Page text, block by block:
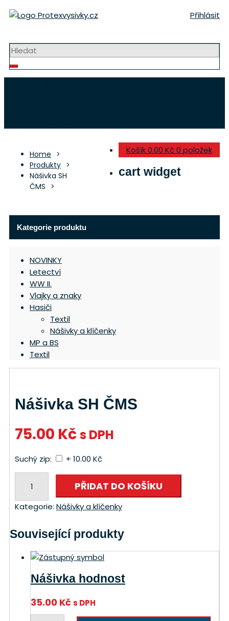
Přeskočit
Přihlásit
Košík0.00 Kč0 položek
cart widget
Home
Produkty
Nášivka SH
ČMS
Nášivka SH ČMS
75.00 Kčs DPH
Suchý zip:
+ 10.00 Kč
ČMS
množství
PŘIDAT DO KOŠÍKU
Kategorie: Nášivky a klíčenky
Související produkty
Nášivka hodnost
35.00 Kčs DPH
Kategorie produktu
NOVINKY
Letectví
WW II.
Vlajky a znaky
Hasiči
Textil
Nášivky a klíčenky
MP a BS
Textil